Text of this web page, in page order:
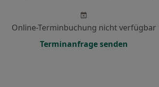
Online-Terminbuchung nicht verfügbar
Terminanfrage senden